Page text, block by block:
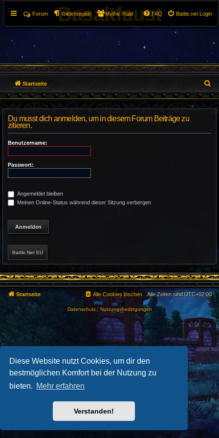
Diese Website nutzt Cookies, um dir den
bestmöglichen Komfort bei der Nutzung zu
bieten. Mehr erfahren
Verstanden!
Basaltfaust Battle.net Login
FAQ
Forum Gildenregeln Mythic Raid
Startseite
u
Du musst dich anmelden, um in diesem Forum Beiträge zu
zitieren.
Benutzername:
Passwort:
Angemeldet bleiben
Meinen Online-Status während dieser Sitzung verbergen
Battle.Net EU
Startseite Alle Zeiten sindUTC+02:00
Alle Cookies löschen
Datenschutz| Nutzungsbedingungen